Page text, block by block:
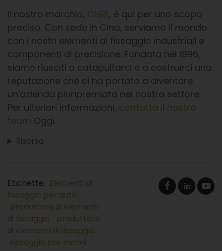
Il nostro marchio, CNRL, è qui per uno scopo
preciso. Con sede in Cina, serviamo il mondo
con i nostri elementi di fissaggio industriali e
componenti di precisione. Fondata nel 1996,
siamo riusciti a catapultarci e a costruirci una
reputazione che ci ha portato a diventare
un'azienda pluripremiata nel nostro settore.
Per ulteriori informazioni, contatta il nostro
team Oggi.
Risorsa
Etichette: Elementi di
fissaggio per auto
produttore di elementi
di fissaggio
produttore
di elementi di fissaggio
Fissaggio per mobili